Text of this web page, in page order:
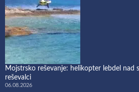
Mojstrsko reševanje: helikopter lebdel nad
reševalci
06.08.2026